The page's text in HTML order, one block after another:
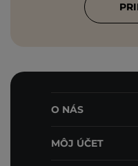
O NÁS
MÔJ ÚČET